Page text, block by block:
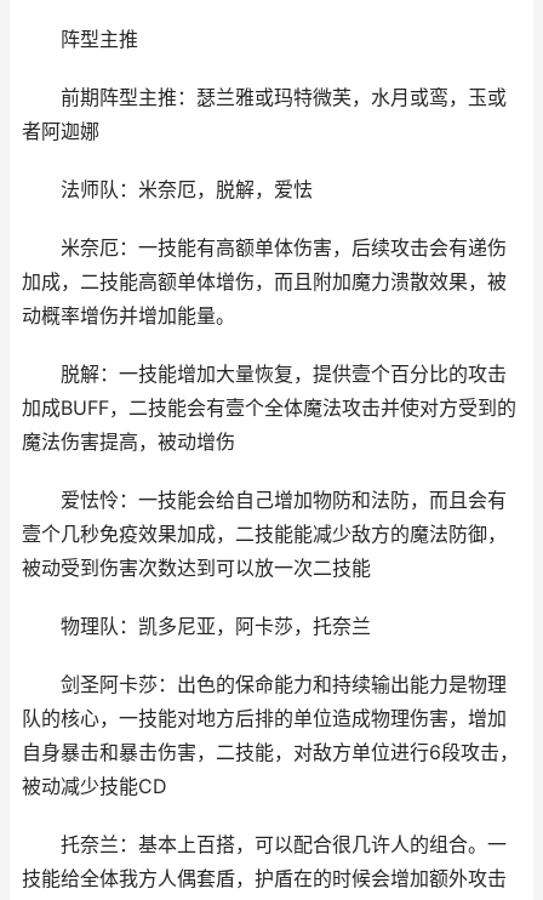
阵型主推
前期阵型主推：瑟兰雅或玛特微芙，水月或鸾，玉或
者阿迦娜
法师队：米奈厄，脱解，爱怯
米奈厄：一技能有高额单体伤害，后续攻击会有递伤
加成，二技能高额单体增伤，而且附加魔力溃散效果，被
动概率增伤并增加能量。
脱解：一技能增加大量恢复，提供壹个百分比的攻击
加成BUFF，二技能会有壹个全体魔法攻击并使对方受到的
魔法伤害提高，被动增伤
爱怯怜：一技能会给自己增加物防和法防，而且会有
壹个几秒免疫效果加成，二技能能减少敌方的魔法防御，
被动受到伤害次数达到可以放一次二技能
物理队：凯多尼亚，阿卡莎，托奈兰
剑圣阿卡莎：出色的保命能力和持续输出能力是物理
队的核心，一技能对地方后排的单位造成物理伤害，增加
自身暴击和暴击伤害，二技能，对敌方单位进行6段攻击，
被动减少技能CD
托奈兰：基本上百搭，可以配合很几许人的组合。一
技能给全体我方人偶套盾，护盾在的时候会增加额外攻击